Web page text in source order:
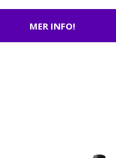
MER INFO!